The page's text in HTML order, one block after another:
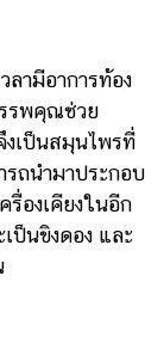
ามีอาการท้อง
รพคุณช่วย
งเป็นสมุนไพรที่
ถนำมาประกอบ
รื่องเคียงในอีก
ป็นขิงดอง และ